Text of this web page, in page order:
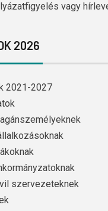
vagy
2026
2021-2027
szervezeteknek